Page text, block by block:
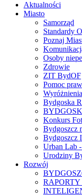
Aktualności
Miasto
Samorząd
Standardy
Poznaj
Osoby
Zdrowie
ZIT BydOF
Pomoc
Bydgoska
Konkurs
Bydgoszcz
Bydgoszcz
Urban Lab
Urodziny
Rozwój